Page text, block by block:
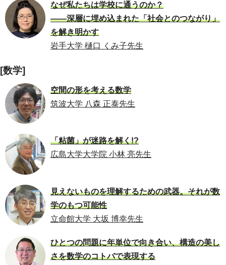
なぜ私たちは学校に通うのか？
――深層に埋め込まれた「社会とのつながり」
を解き明かす
岩手大学 樋口 くみ子先生
[数学]
空間の形を考える数学
筑波大学 八森 正泰先生
「粘菌」が迷路を解く!?
広島大学大学院 小林 亮先生
見えないものを理解するための武器。それが数
学のもつ可能性
立命館大学 大坂 博幸先生
ひとつの問題に年単位で向き合い、構造の美し
さを数学のコトバで表現する